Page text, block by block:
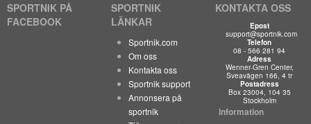
SPORTNIK PÅ
FACEBOOK
SPORTNIK
LÄNKAR
Sportnik.com
Om oss
Kontakta oss
Sportnik support
Annonsera på
sportnik
KONTAKTA OSS
Epost
support@sportnik.com
Telefon
08 - 566 281 94
Adress
Wenner-Gren Center,
Sveavägen 166, 4 tr
Postadress
Box 23004, 104 35
Stockholm
Information